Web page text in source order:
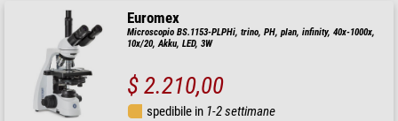
Euromex
Microscopio BS.1153-PLPHi, trino, PH, plan, infinity, 40x-1000x,
10x/20, Akku, LED, 3W
$ 2.210,00
spedibile in 1-2 settimane